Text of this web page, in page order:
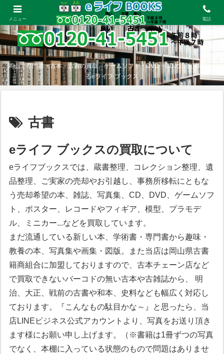
岡山で専門書・古本・古書の買取、ゲームソフト・DVD・CDの出張買取をす
るeライフ ブックス
古書
eライフ ブックスの買取について
eライフブックスでは、蔵書整理、コレクション整理、遺
品整理、ご実家の売却やお引越し、事務所移転にともな
う売却希望の本、雑誌、写真集、CD、DVD、ゲームソフ
ト、ポスター、レコードやフィギア、模型、プラモデ
ル、ミニカー...などを買取しています。
まだ流通している新しい本、学術書・専門書から趣味・
教養の本、写真集や画集・図版。また当店は岡山県古書
籍商組合に加盟しておりますので、古本チェーン店など
で買取できないバーコドの無い古本や古雑誌から、 明
治、大正、戦前の古書や和本、史料なども幅広く対応し
ております。『こんなもの駄目かな～』と思ったら、当
店LINEビジネス公式アカウントより、写真をお送り頂き
ます様にお願い申し上げます。（※書籍は1冊ずつの写真
でなく、本棚に入っている状態のもので問題はありませ
メニュー 電話